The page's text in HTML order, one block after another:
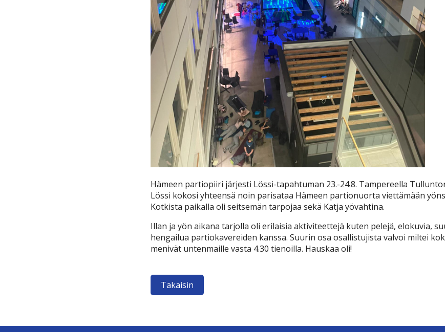
Hämeen partiopiiri järjesti Lössi-tapahtuman 23.-24.8. Tampereella
Lössi kokosi yhteensä noin parisataa Hämeen partionuorta viettämään
Kotkista paikalla oli seitsemän tarpojaa sekä Katja yövahtina.
Illan ja yön aikana tarjolla oli erilaisia aktiviteettejä kuten pelejä, elokuvia,
hengailua partiokavereiden kanssa. Suurin osa osallistujista valvoi miltei
menivät untenmaille vasta 4.30 tienoilla. Hauskaa oli!
Takaisin